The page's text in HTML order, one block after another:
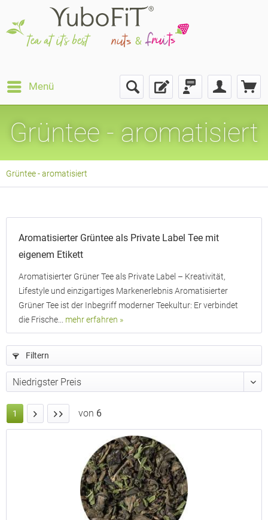
Menü
Grüntee - aromatisiert
Grüntee - aromatisiert
Aromatisierter Grüntee als Private Label Tee mit
eigenem Etikett
Aromatisierter Grüner Tee als Private Label – Kreativität,
Lifestyle und einzigartiges Markenerlebnis Aromatisierter
Grüner Tee ist der Inbegriff moderner Teekultur: Er verbindet
die Frische... mehr erfahren »
Filtern
1 von 6